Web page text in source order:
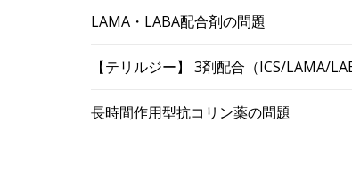
LAMA・LABA配合剤の問題
【テリルジー】 3剤配合（ICS/LAMA/
長時間作用型抗コリン薬の問題